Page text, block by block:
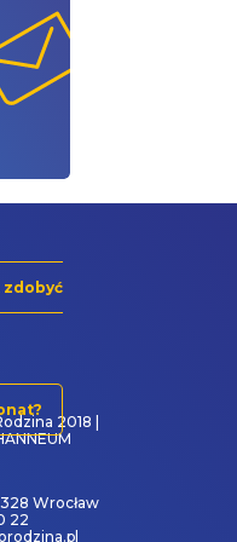
zdobyć
2018 |
Wrocław
22